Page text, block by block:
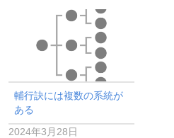
輔行訣には複数の系統が
ある
2024年3月28日